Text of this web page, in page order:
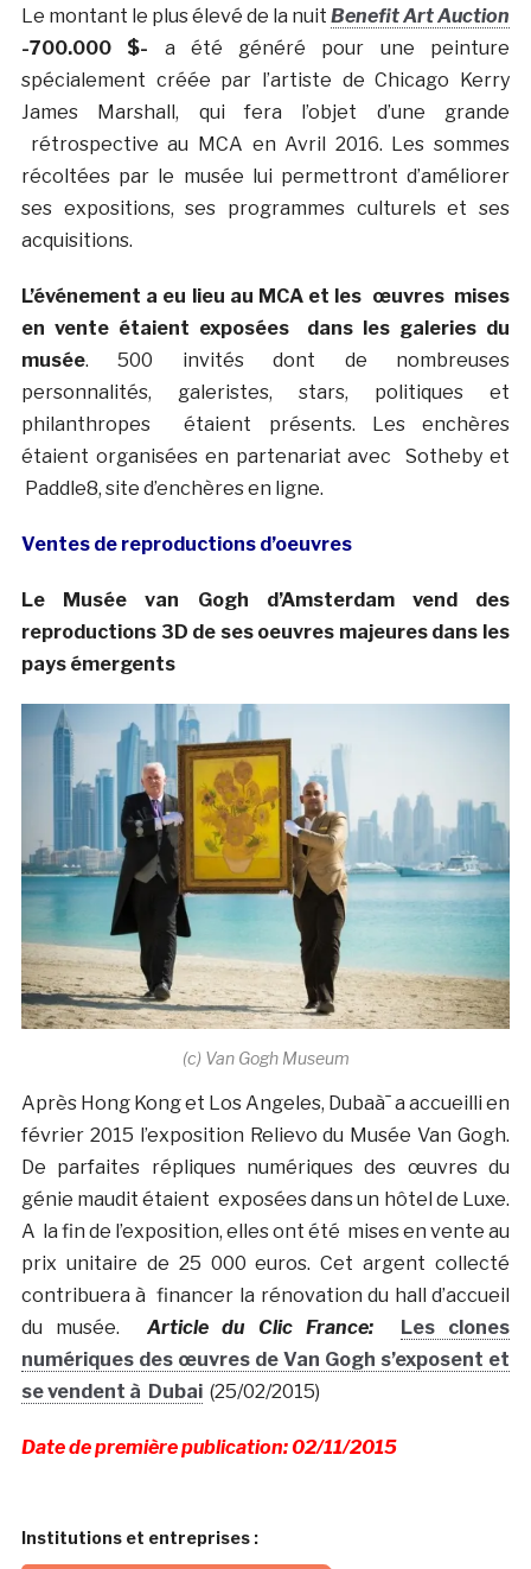
Le montant le plus élevé de la nuitBenefit Art Auction
-700.000 $- a été généré pour une peinture
spécialement créée par l’artiste de Chicago Kerry
James Marshall, qui fera l’objet d’une grande
rétrospective au MCA en Avril 2016. Les sommes
récoltées par le musée lui permettront d’améliorer
ses expositions, ses programmes culturels et ses
acquisitions.
L’événement a eu lieu au MCA et les œuvres mises
en vente étaient exposées dans les galeries du
musée. 500 invités dont de nombreuses
personnalités, galeristes, stars, politiques et
philanthropes étaient présents. Les enchères
étaient organisées en partenariat avec Sotheby et
Paddle8, site d’enchères en ligne.
Ventes de reproductions d’oeuvres
Le Musée van Gogh d’Amsterdam vend des
reproductions 3D de ses oeuvres majeures dans les
pays émergents
(c) Van Gogh Museum
Après Hong Kong et Los Angeles, Dubaà¯ a accueilli en
février 2015 l’exposition Relievo du Musée Van Gogh.
De parfaites répliques numériques des œuvres du
génie maudit étaient exposées dans un hôtel de Luxe.
A la fin de l’exposition, elles ont été mises en vente au
prix unitaire de 25 000 euros. Cet argent collecté
contribuera à financer la rénovation du hall d’accueil
du musée. Article du Clic France: Les clones
numériques des œuvres de Van Gogh s’exposent et
se vendent à Dubai(25/02/2015)
Date de première publication: 02/11/2015
Institutions et entreprises :